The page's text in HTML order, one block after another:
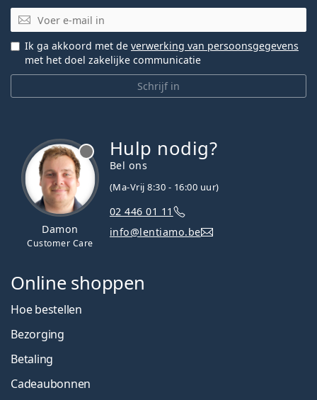
E-mail
Schrijf in
Ik ga akkoord met de verwerking van persoonsgegevens
met het doel zakelijke communicatie
Damon
Customer Care
Hulp nodig?
Bel ons
(Ma-Vrij 8:30 - 16:00 uur)
02 446 01 11
info@lentiamo.be
Online shoppen
Hoe bestellen
Bezorging
Betaling
Cadeaubonnen